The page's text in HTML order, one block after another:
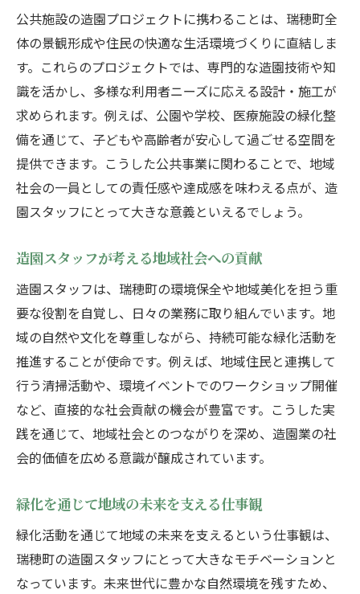
公共施設の造園プロジェクトに携わることは、瑞穂町全
体の景観形成や住民の快適な生活環境づくりに直結しま
す。これらのプロジェクトでは、専門的な造園技術や知
識を活かし、多様な利用者ニーズに応える設計・施工が
求められます。例えば、公園や学校、医療施設の緑化整
備を通じて、子どもや高齢者が安心して過ごせる空間を
提供できます。こうした公共事業に関わることで、地域
社会の一員としての責任感や達成感を味わえる点が、造
園スタッフにとって大きな意義といえるでしょう。
造園スタッフが考える地域社会への貢献
造園スタッフは、瑞穂町の環境保全や地域美化を担う重
要な役割を自覚し、日々の業務に取り組んでいます。地
域の自然や文化を尊重しながら、持続可能な緑化活動を
推進することが使命です。例えば、地域住民と連携して
行う清掃活動や、環境イベントでのワークショップ開催
など、直接的な社会貢献の機会が豊富です。こうした実
践を通じて、地域社会とのつながりを深め、造園業の社
会的価値を広める意識が醸成されています。
緑化を通じて地域の未来を支える仕事観
緑化活動を通じて地域の未来を支えるという仕事観は、
瑞穂町の造園スタッフにとって大きなモチベーションと
なっています。未来世代に豊かな自然環境を残すため、